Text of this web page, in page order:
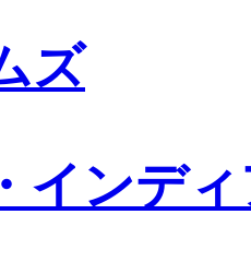
ズ
インデ